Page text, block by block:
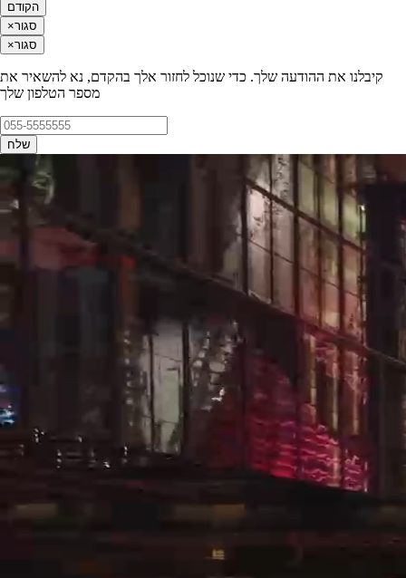
הקודם
×סגור
×סגור
קיבלנו את ההודעה שלך. כדי שנוכל לחזור אלך בהקדם, נא להשאיר את
מספר הטלפון שלך
שלח